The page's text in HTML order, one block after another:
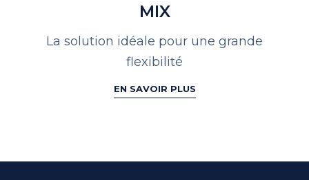
MIX
La solution idéale pour une grande
flexibilité
EN SAVOIR PLUS